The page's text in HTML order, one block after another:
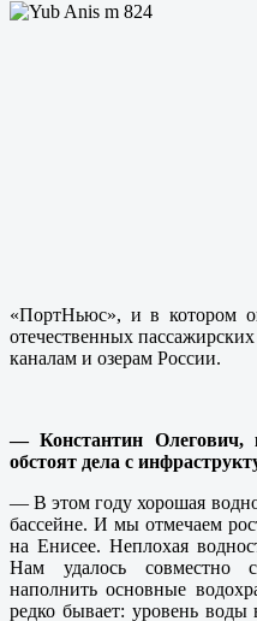
«ПортНьюс», и в котором
отечественных
каналам и озерам России.
— Константин
обстоят дела с
— В этом году хорошая
бассейне. И мы отмечаем
на Енисее. Неплохая
Нам удалось совместно
наполнить основные
редко бывает: уровень